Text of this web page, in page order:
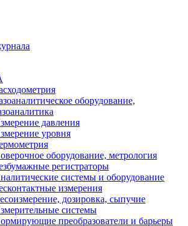
оборудование,
давления
уровня
оборудование, метрология
регистраторы
системы и оборудование
измерения
дозировка, сыпучие
системы
преобразователи и барьеры